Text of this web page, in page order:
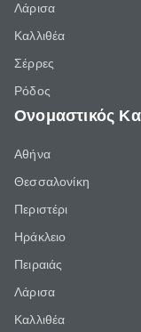
Λάρισα
Καλλιθέα
Σέρρες
Ρόδος
Ονομαστικός
Αθήνα
Θεσσαλονίκη
Περιστέρι
Ηράκλειο
Πειραιάς
Λάρισα
Καλλιθέα